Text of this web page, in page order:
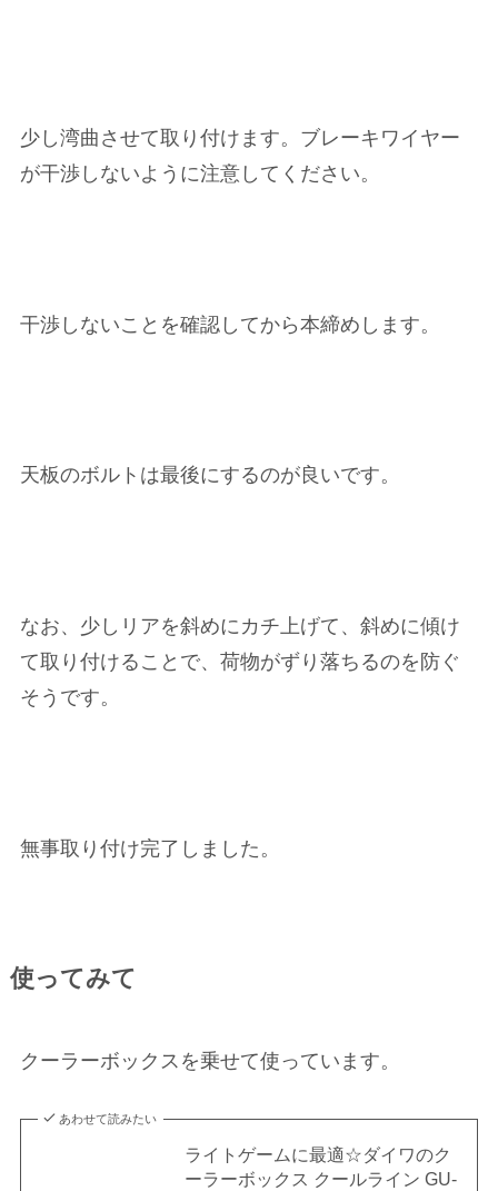
少し湾曲させて取り付けます。ブレーキワイヤー
が干渉しないように注意してください。
干渉しないことを確認してから本締めします。
天板のボルトは最後にするのが良いです。
なお、少しリアを斜めにカチ上げて、斜めに傾け
て取り付けることで、荷物がずり落ちるのを防ぐ
そうです。
無事取り付け完了しました。
使ってみて
クーラーボックスを乗せて使っています。
あわせて読みたい
ライトゲームに最適☆ダイワのク
ーラーボックス クールライン GU-